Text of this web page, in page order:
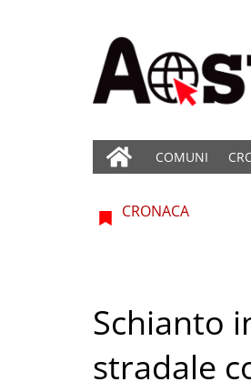
COMUNI
CRONACA
Schianto
stradale